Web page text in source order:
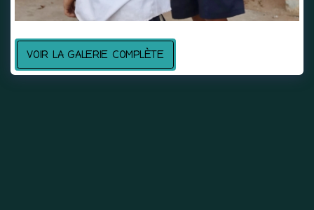
VOIR LA GALERIE COMPLÈTE